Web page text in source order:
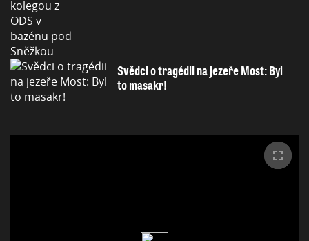
Svědci o tragédii na jezeře Most: Byl
to masakr!